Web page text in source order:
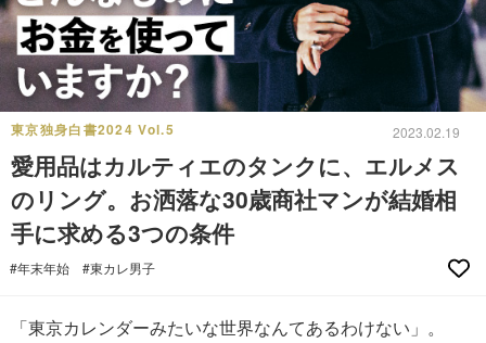
東京独身白書2024 Vol.5 2023.02.19
愛用品はカルティエのタンクに、エルメス
のリング。お洒落な30歳商社マンが結婚相
手に求める3つの条件
#年末年始 #東カレ男子
「東京カレンダーみたいな世界なんてあるわけない」。